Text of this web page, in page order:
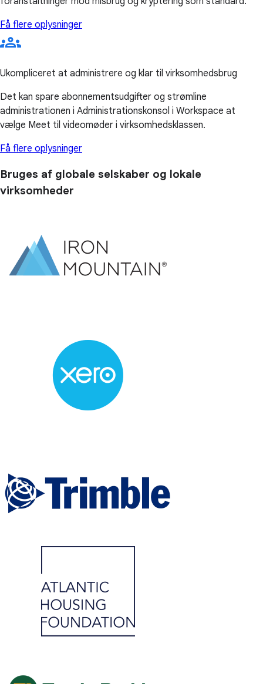
Få flere oplysninger
Ukompliceret at administrere og klar til virksomhedsbrug
Det kan spare abonnementsudgifter og strømline
administrationen i Administrationskonsol i Workspace at
vælge Meet til videomøder i virksomhedsklassen.
Få flere oplysninger
Bruges af globale selskaber og lokale
virksomheder